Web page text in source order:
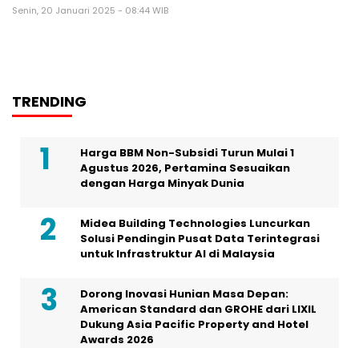
Senin, 20 Januari 2025 - 08:44 WIB
TRENDING
Harga BBM Non-Subsidi Turun Mulai 1
Agustus 2026, Pertamina Sesuaikan
dengan Harga Minyak Dunia
Midea Building Technologies Luncurkan
Solusi Pendingin Pusat Data Terintegrasi
untuk Infrastruktur AI di Malaysia
Dorong Inovasi Hunian Masa Depan:
American Standard dan GROHE dari LIXIL
Dukung Asia Pacific Property and Hotel
Awards 2026